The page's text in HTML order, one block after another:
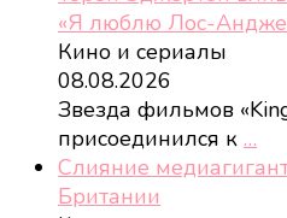
«Я люблю Лос-
Кино и сериалы
08.08.2026
Звезда фильмов
присоединился к …
Слияние
Британии